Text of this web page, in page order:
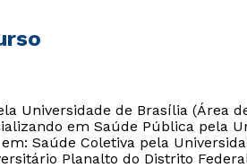
Universidade de Brasília (Área
em Saúde Pública pela
Saúde Coletiva pela
Planalto do Distrito